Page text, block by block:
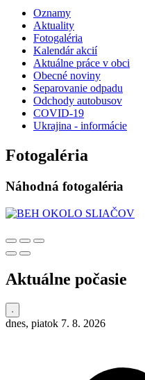
Oznamy
Aktuality
Fotogaléria
Kalendár akcií
Aktuálne práce v obci
Obecné noviny
Separovanie odpadu
Odchody autobusov
COVID-19
Ukrajina - informácie
Fotogaléria
Náhodná fotogaléria
Aktuálne počasie
dnes, piatok 7. 8. 2026